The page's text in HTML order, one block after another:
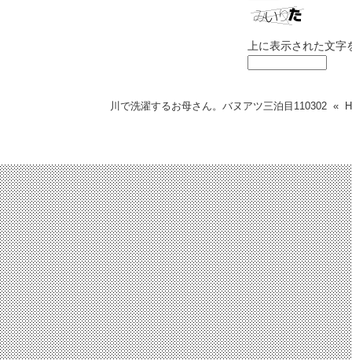
上に表示された文
川で洗濯するお母さん。バヌアツ三泊目 110302«